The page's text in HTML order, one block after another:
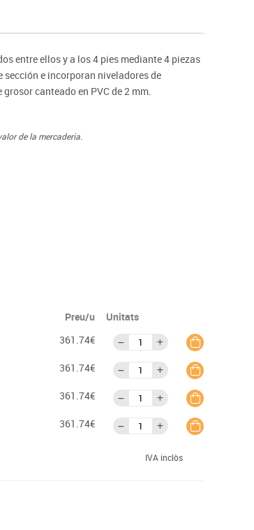
rítmica
entre ellos y a los 4 pies mediante 4 piezas
sección e incorporan niveladores de
canteado en PVC de 2 mm.
de la mercaderia.
Preu/u
Unitats
361.74€
361.74€
361.74€
361.74€
IVA inclòs